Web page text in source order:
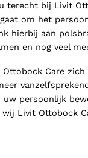
terecht bij Livit
om het
hierbij aan
en nog veel
Care zich
persoonlijk
Livit Ottobock